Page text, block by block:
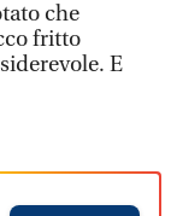
che
fritto
E